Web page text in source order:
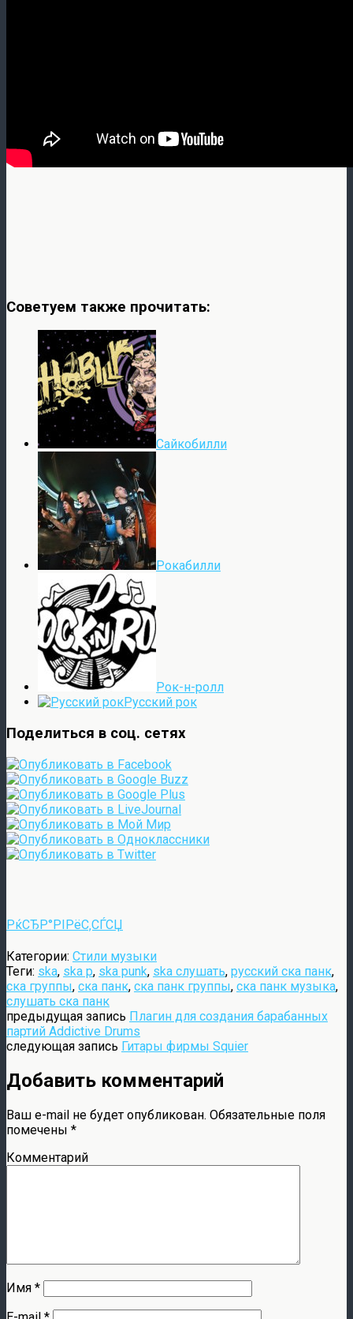
Советуем также прочитать:
Cайкобилли
Рокабилли
Рок-н-ролл
Русский рок
Поделиться в соц. сетях
РќСЂР°РІРёС‚СЃСЏ
Категории: Стили музыки
Теги: ska, ska p, ska punk, ska слушать, русский ска панк,
ска группы, ска панк, ска панк группы, ска панк музыка,
слушать ска панк
предыдущая запись Плагин для создания барабанных
партий Addictive Drums
следующая запись Гитары фирмы Squier
Добавить комментарий
Ваш e-mail не будет опубликован. Обязательные поля
помечены *
Комментарий
Имя *